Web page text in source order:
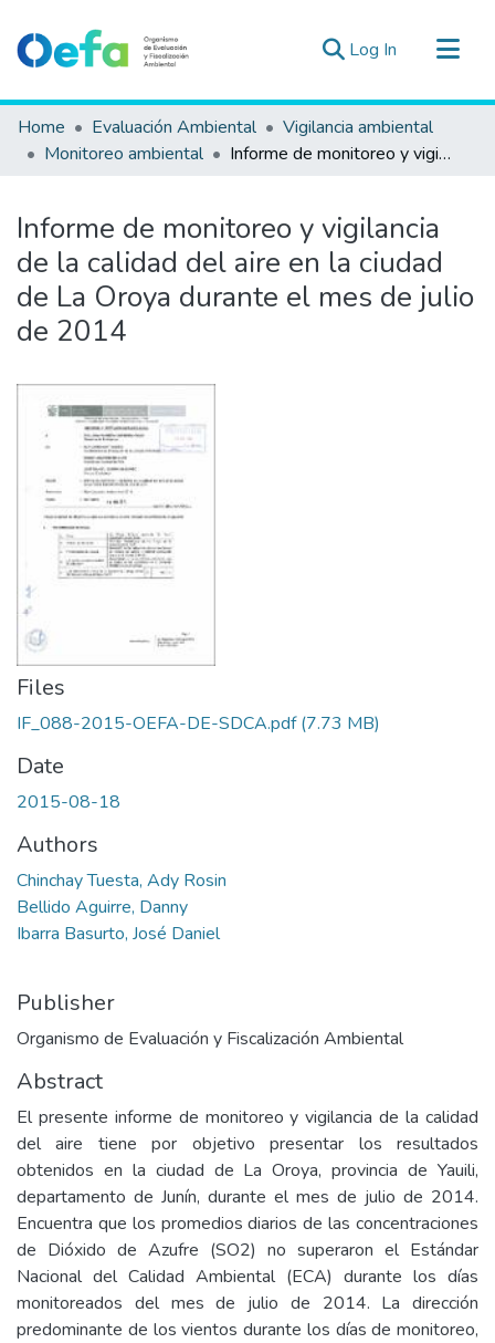
Log In (current)
Communities & Collections
All of DSpace
Estad. Externas
Guias ▾
Home Evaluación Ambiental
Vigilancia ambiental
Monitoreo ambiental
Informe de monitoreo y vigilancia de la calidad del aire en la ciudad de La Oroya durante el mes de julio de 2014
Informe de monitoreo y vigilancia
de la calidad del aire en la ciudad
de La Oroya durante el mes de julio
de 2014
Files
IF_088-2015-OEFA-DE-SDCA.pdf(7.73 MB)
Date
2015-08-18
Authors
Chinchay Tuesta, Ady Rosin
Bellido Aguirre, Danny
Ibarra Basurto, José Daniel
Publisher
Organismo de Evaluación y Fiscalización Ambiental
Abstract
El presente informe de monitoreo y vigilancia de la calidad
del aire tiene por objetivo presentar los resultados
obtenidos en la ciudad de La Oroya, provincia de Yauili,
departamento de Junín, durante el mes de julio de 2014.
Encuentra que los promedios diarios de las concentraciones
de Dióxido de Azufre (SO2) no superaron el Estándar
Nacional del Calidad Ambiental (ECA) durante los días
monitoreados del mes de julio de 2014. La dirección
predominante de los vientos durante los días de monitoreo,